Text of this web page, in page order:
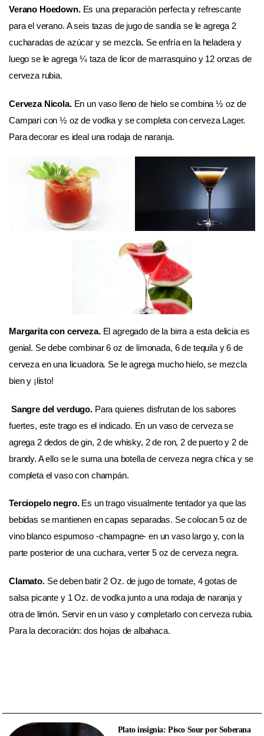
Verano Hoedown. Es una preparación perfecta y refrescante
para el verano. A seis tazas de jugo de sandía se le agrega 2
cucharadas de azúcar y se mezcla. Se enfría en la heladera y
luego se le agrega ¼ taza de licor de marrasquino y 12 onzas de
cerveza rubia.
Cerveza Nicola. En un vaso lleno de hielo se combina ½ oz de
Campari con ½ oz de vodka y se completa con cerveza Lager.
Para decorar es ideal una rodaja de naranja.
Margarita con cerveza. El agregado de la birra a esta delicia es
genial. Se debe combinar 6 oz de limonada, 6 de tequila y 6 de
cerveza en una licuadora. Se le agrega mucho hielo, se mezcla
bien y ¡listo!
Sangre del verdugo. Para quienes disfrutan de los sabores
fuertes, este trago es el indicado. En un vaso de cerveza se
agrega 2 dedos de gin, 2 de whisky, 2 de ron, 2 de puerto y 2 de
brandy. A ello se le suma una botella de cerveza negra chica y se
completa el vaso con champán.
Terciopelo negro. Es un trago visualmente tentador ya que las
bebidas se mantienen en capas separadas. Se colocan 5 oz de
vino blanco espumoso -champagne- en un vaso largo y, con la
parte posterior de una cuchara, verter 5 oz de cerveza negra.
Clamato. Se deben batir 2 Oz. de jugo de tomate, 4 gotas de
salsa picante y 1 Oz. de vodka junto a una rodaja de naranja y
otra de limón. Servir en un vaso y completarlo con cerveza rubia.
Para la decoración: dos hojas de albahaca.
Plato insignia: Pisco Sour por Soberana